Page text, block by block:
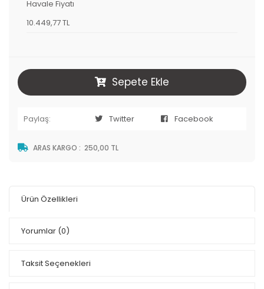
Havale Fiyatı
10.449,77 TL
Sepete Ekle
Paylaş: Twitter Facebook
ARAS KARGO : 250,00 TL
Ürün Özellikleri
Yorumlar (0)
Taksit Seçenekleri